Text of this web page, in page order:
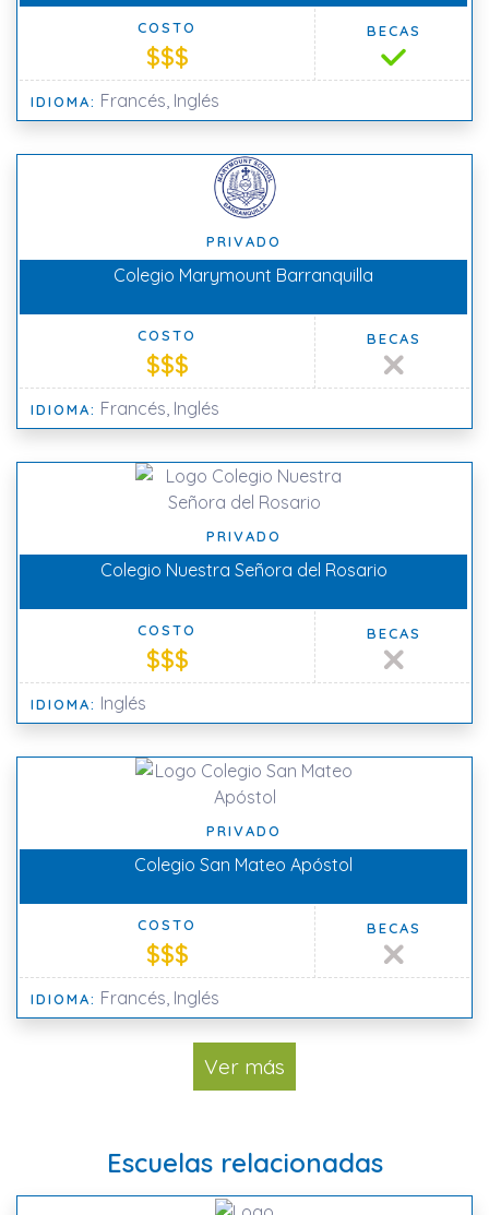
COSTO
$$$
BECAS
IDIOMA: Francés, Inglés
PRIVADO
Colegio Marymount Barranquilla
COSTO
$$$
BECAS
IDIOMA: Francés, Inglés
PRIVADO
Colegio Nuestra Señora del Rosario
COSTO
$$$
BECAS
IDIOMA: Inglés
PRIVADO
Colegio San Mateo Apóstol
COSTO
$$$
BECAS
IDIOMA: Francés, Inglés
Ver más
Escuelas relacionadas